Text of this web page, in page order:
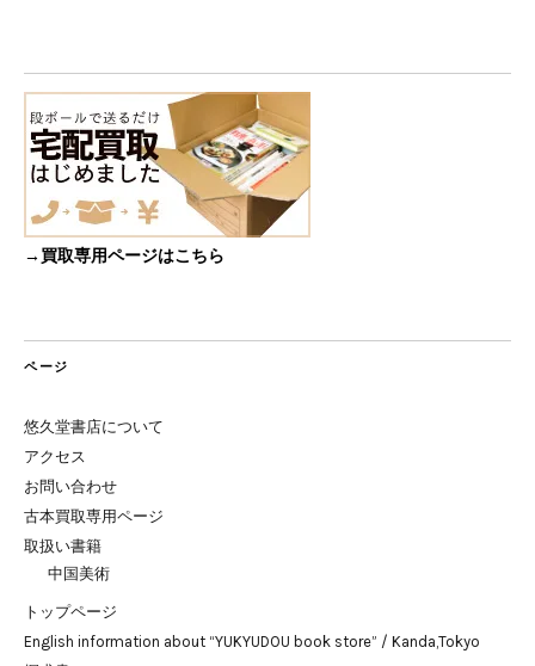
→買取専用ページはこちら
ページ
悠久堂書店について
アクセス
お問い合わせ
古本買取専用ページ
取扱い書籍
中国美術
トップページ
English information about “YUKYUDOU book store” / Kanda,Tokyo